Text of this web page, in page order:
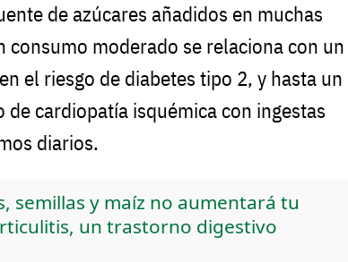
de azúcares añadidos en muchas
consumo moderado se relaciona con un
el riesgo de diabetes tipo 2, y hasta un
de cardiopatía isquémica con ingestas
diarios.
semillas y maíz no aumentará tu
un trastorno digestivo